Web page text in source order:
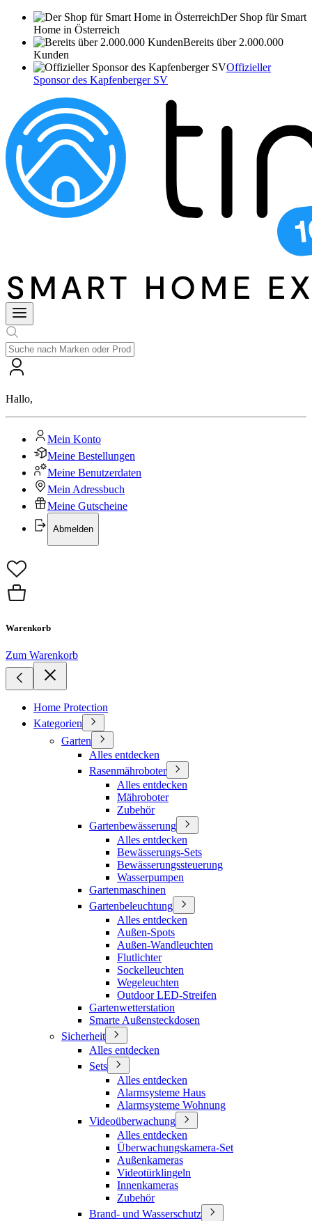
Der Shop für Smart
Home in Österreich
Bereits über 2.000.000
Kunden
Offizieller
Sponsor des Kapfenberger SV
Hallo,
Mein Konto
Meine Bestellungen
Meine Benutzerdaten
Mein Adressbuch
Meine Gutscheine
Abmelden
Warenkorb
Zum Warenkorb
Home Protection
Kategorien
Garten
Alles entdecken
Rasenmähroboter
Alles entdecken
Mähroboter
Zubehör
Gartenbewässerung
Alles entdecken
Bewässerungs-Sets
Bewässerungssteuerung
Wasserpumpen
Gartenmaschinen
Gartenbeleuchtung
Alles entdecken
Außen-Spots
Außen-Wandleuchten
Flutlichter
Sockelleuchten
Wegeleuchten
Outdoor LED-Streifen
Gartenwetterstation
Smarte Außensteckdosen
Sicherheit
Alles entdecken
Sets
Alles entdecken
Alarmsysteme Haus
Alarmsysteme Wohnung
Videoüberwachung
Alles entdecken
Überwachungskamera-Set
Außenkameras
Videotürklingeln
Innenkameras
Zubehör
Brand- und Wasserschutz